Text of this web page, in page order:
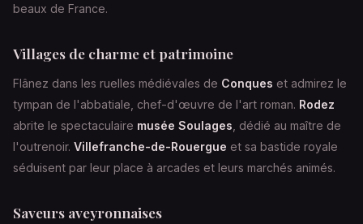
beaux de France.
Villages de charme et patrimoine
Flânez dans les ruelles médiévales de Conques et admirez le
tympan de l'abbatiale, chef-d'œuvre de l'art roman. Rodez
abrite le spectaculaire musée Soulages , dédié au maître de
l'outrenoir. Villefranche-de-Rouergue et sa bastide royale
séduisent par leur place à arcades et leurs marchés animés.
Saveurs aveyronnaises